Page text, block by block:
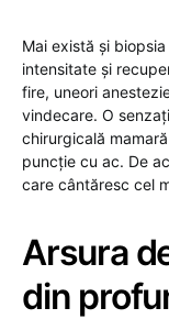
Mai există și
intensitate și
fire, uneori
vindecare. O
chirurgicală
puncție cu ac. De
care cântăresc cel
Arsura
din